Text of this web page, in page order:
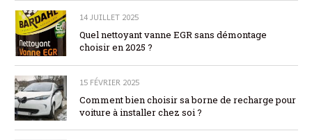
14 JUILLET 2025
Quel nettoyant vanne EGR sans démontage
choisir en 2025 ?
15 FÉVRIER 2025
Comment bien choisir sa borne de recharge pour
voiture à installer chez soi ?